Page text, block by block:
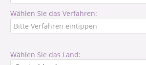
Wählen Sie das Verfahren:
Wählen Sie das Land: